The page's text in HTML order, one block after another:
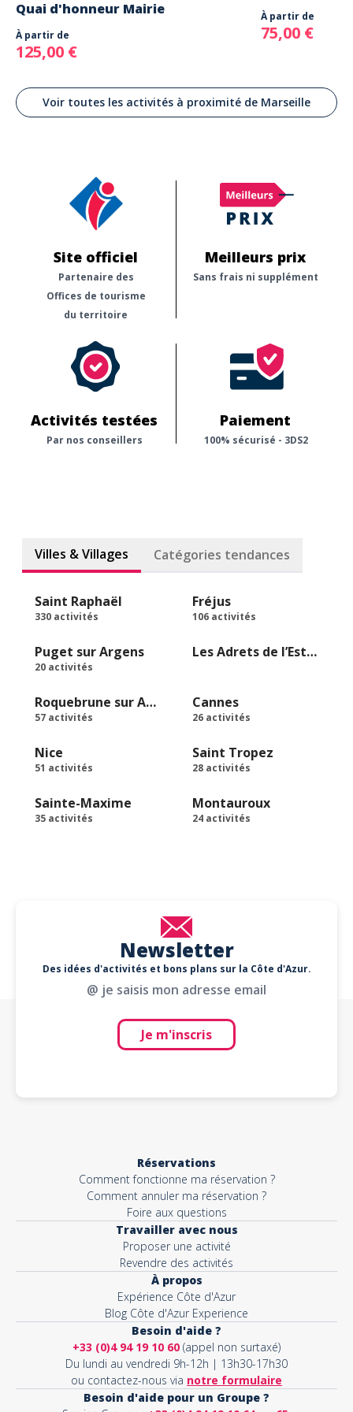
Quai d'honneur Mairie
À partir de
125,00 €
À partir de
75,00 €
Voir toutes les activités à proximité de Marseille
Site officiel
Partenaire des
Offices de tourisme
du territoire
Meilleurs prix
Sans frais ni supplément
Activités testées
Par nos conseillers
Paiement
100% sécurisé - 3DS2
Villes & Villages Catégories tendances
Saint Raphaël
330 activités
Fréjus
106 activités
Puget sur Argens
20 activités
Les Adrets de l’Estérel
Roquebrune sur Argens
57 activités
Cannes
26 activités
Nice
51 activités
Saint Tropez
28 activités
Sainte-Maxime
35 activités
Montauroux
24 activités
Newsletter
Des idées d'activités et bons plans sur la Côte d'Azur.
@ je saisis mon adresse email
Je m'inscris
Réservations
Comment fonctionne ma réservation ?
Comment annuler ma réservation ?
Foire aux questions
Travailler avec nous
Proposer une activité
Revendre des activités
À propos
Expérience Côte d'Azur
Blog Côte d'Azur Experience
Besoin d'aide ?
+33 (0)4 94 19 10 60 (appel non surtaxé)
Du lundi au vendredi 9h-12h | 13h30-17h30
ou contactez-nous via notre formulaire
Besoin d'aide pour un Groupe ?